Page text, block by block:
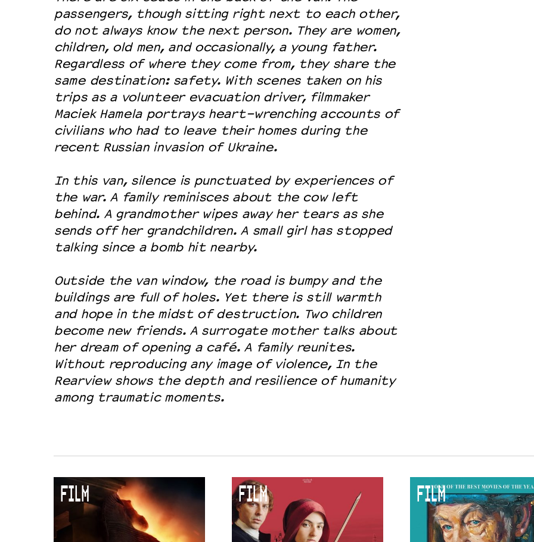
passengers, though sitting right next to each other,
do not always know the next person. They are women,
children, old men, and occasionally, a young father.
Regardless of where they come from, they share the
same destination: safety. With scenes taken on his
trips as a volunteer evacuation driver, filmmaker
Maciek Hamela portrays heart-wrenching accounts of
civilians who had to leave their homes during the
recent Russian invasion of Ukraine.
In this van, silence is punctuated by experiences of
the war. A family reminisces about the cow left
behind. A grandmother wipes away her tears as she
sends off her grandchildren. A small girl has stopped
talking since a bomb hit nearby.
Outside the van window, the road is bumpy and the
buildings are full of holes. Yet there is still warmth
and hope in the midst of destruction. Two children
become new friends. A surrogate mother talks about
her dream of opening a café. A family reunites.
Without reproducing any image of violence, In the
Rearview shows the depth and resilience of humanity
among traumatic moments.
FILM FILM FILM